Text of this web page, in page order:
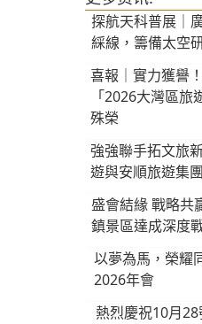
探航天科普展｜
綵線，籌備太空
喜報｜實力獲譽
「2026大灣區旅
殊榮
強強聯手拓文旅
遊與安順旅遊集
盛會結緣 戰略共
鎮景區達成深度
以夢為馬，榮
2026年會
熱烈慶祝10月28